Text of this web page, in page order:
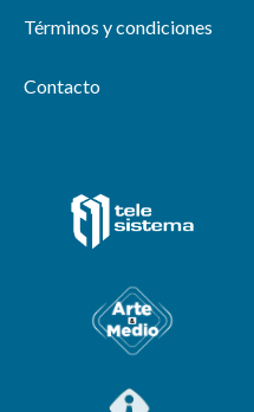
Términos y condiciones
Contacto